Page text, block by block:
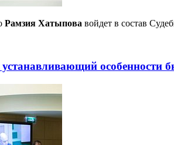
Рамзия Хатыпова войдет в состав
особенности